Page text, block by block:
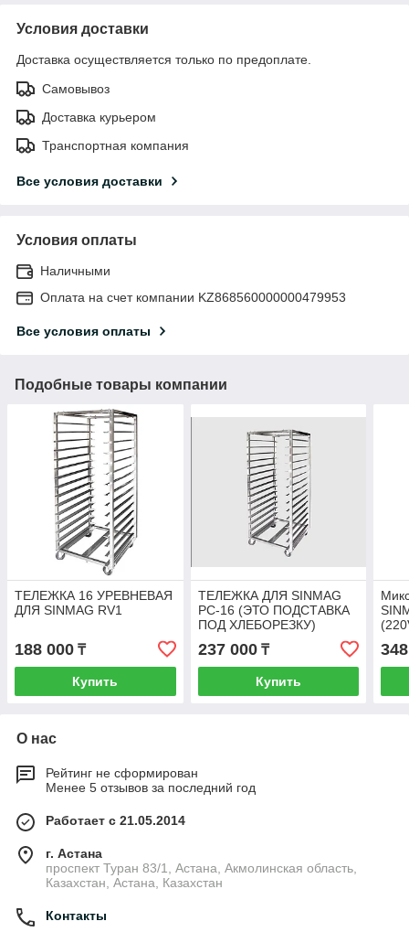
Условия доставки
Доставка осуществляется только по предоплате.
Самовывоз
Доставка курьером
Транспортная компания
Все условия доставки
Условия оплаты
Наличными
Оплата на счет компании KZ868560000000479953
Все условия оплаты
Подобные товары компании
ТЕЛЕЖКА 16 УРЕВНЕВАЯ
ДЛЯ SINMAG RV1
188 000 ₸
Купить
ТЕЛЕЖКА ДЛЯ SINMAG
PC-16 (ЭТО ПОДСТАВКА
ПОД ХЛЕБОРЕЗКУ)
237 000₸
Купить
О нас
Рейтинг не сформирован
Менее 5 отзывов за последний год
Работает с 21.05.2014
г. Астана
проспект Туран 83/1, Астана, Акмолинская область,
Казахстан, Астана, Казахстан
Контакты